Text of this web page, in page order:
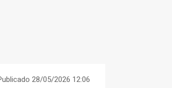
28/05/2026 12:06